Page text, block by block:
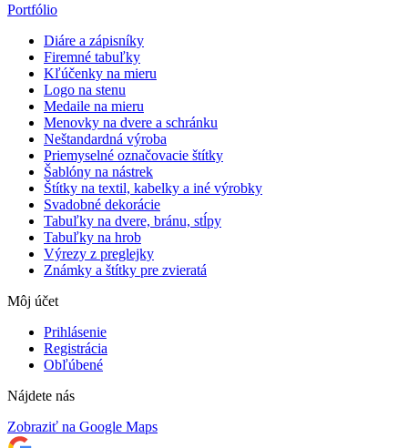
Portfólio
Diáre a zápisníky
Firemné tabuľky
Kľúčenky na mieru
Logo na stenu
Medaile na mieru
Menovky na dvere a schránku
Neštandardná výroba
Priemyselné označovacie štítky
Šablóny na nástrek
Štítky na textil, kabelky a iné výrobky
Svadobné dekorácie
Tabuľky na dvere, bránu, stĺpy
Tabuľky na hrob
Výrezy z preglejky
Známky a štítky pre zvieratá
Môj účet
Prihlásenie
Registrácia
Obľúbené
Nájdete nás
Zobraziť na Google Maps